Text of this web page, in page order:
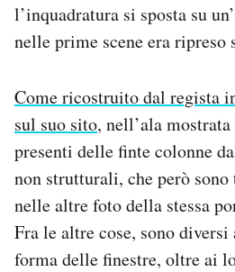
l’inquadratura si sposta su
nelle prime scene era ripreso
Come ricostruito dal regista
sul suo sito, nell’ala
presenti delle finte colonne
non strutturali, che però sono
nelle altre foto della stessa
Fra le altre cose, sono
forma delle finestre, oltre ai